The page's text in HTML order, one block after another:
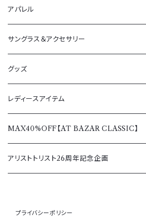
アパレル
アウター
春夏
秋冬
ボトムス
春夏
秋冬
トップス
春夏
秋冬
レディース
サングラス＆アクセサリー
サングラス
ペンダント＆リング
バッグ＆ウォレット
その他アクセサリー
グッズ
Tシャツ＆シャツ
パーカー＆トレーナー
アウター＆ボトムス
レディースアイテム
MAX40%OFF【AT BAZAR CLASSIC】
アリストトリスト26周年記念企画
プライバシーポリシー